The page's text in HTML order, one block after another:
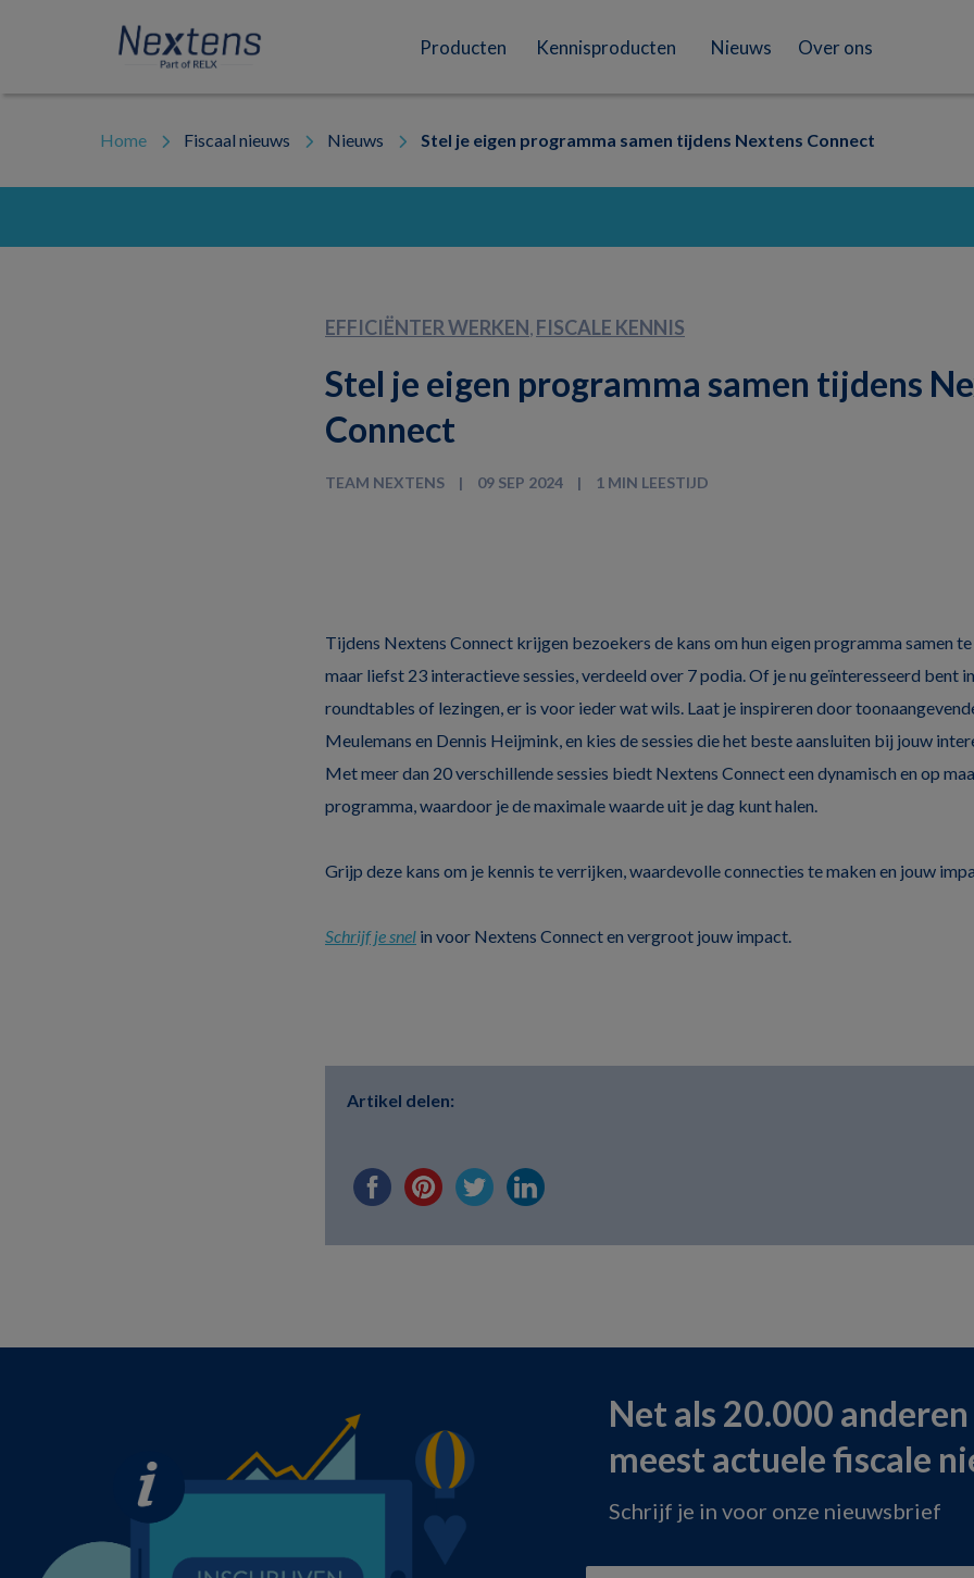
Nextens
Fiscaal
van
professionals
Producten Kennisproducten Nieuws Over ons
Home Fiscaal nieuws Nieuws Stel je eigen programma samen tijdens Nextens Connect
EFFICIËNTER WERKEN FISCALE KENNIS
Stel je eigen programma samen tijdens
Connect
TEAM NEXTENS 09 SEP 2024 1 MIN LEESTIJD
Tijdens Nextens Connect krijgen bezoekers de kans om hun eigen programma samen
maar liefst 23 interactieve sessies, verdeeld over 7 podia. Of je nu geïnteresseerd bent
roundtables of lezingen, er is voor ieder wat wils. Laat je inspireren door
Meulemans en Dennis Heijmink, en kies de sessies die het beste aansluiten bij jouw
Met meer dan 20 verschillende sessies biedt Nextens Connect een dynamisch en op
programma, waardoor je de maximale waarde uit je dag kunt halen.
Grijp deze kans om je kennis te verrijken, waardevolle connecties te maken en jouw
Schrijf je snel in voor Nextens Connect en vergroot jouw impact.
Artikel delen:
Net als 20.000
meest actuele fiscale
Schrijf je in voor onze nieuwsbrief